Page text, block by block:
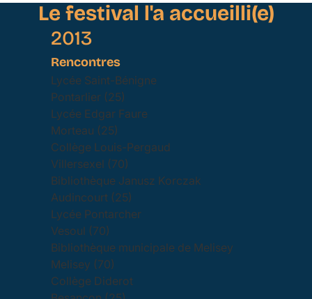
Le festival l'a accueilli(e)
2013
Rencontres
Lycée Saint-Bénigne
Pontarlier (25)
Lycée Edgar Faure
Morteau (25)
Collège Louis-Pergaud
Villersexel (70)
Bibliothèque Janusz Korczak
Audincourt (25)
Lycée Pontarcher
Vesoul (70)
Bibliothèque municipale de Melisey
Melisey (70)
Collège Diderot